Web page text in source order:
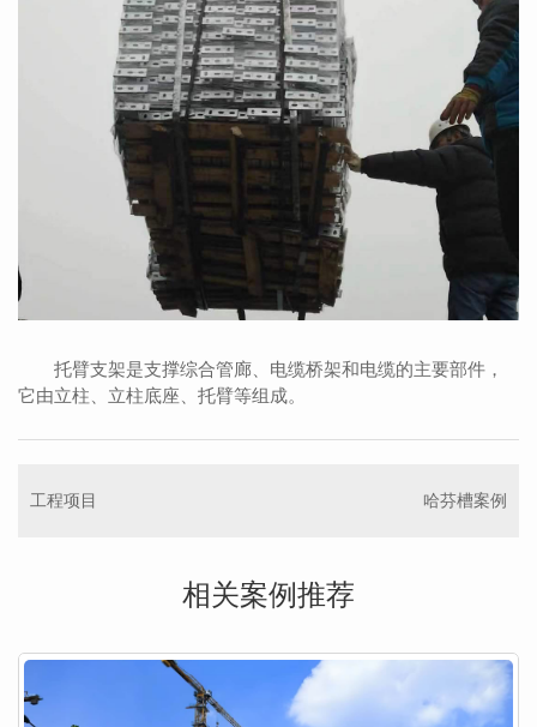
托臂支架是支撑综合管廊、电缆桥架和电缆的主要部件，
它由立柱、立柱底座、托臂等组成。
工程项目 哈芬槽案例
相关案例推荐